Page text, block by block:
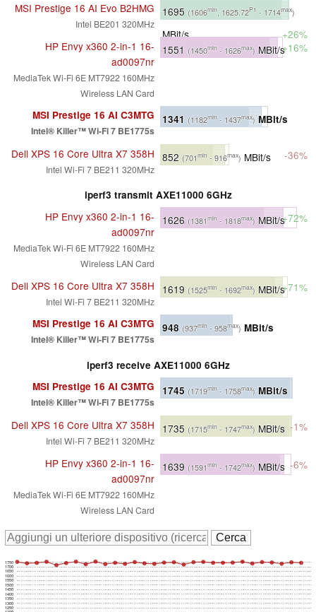
MSI Prestige 16 AI Evo B2HMG
Intel BE201 320MHz
1695 (1606min , 1625.72P1 - 1714max)
MBit/s
+26%
HP Envy x360 2-in-1 16-
ad0097nr
MediaTek Wi-Fi 6E MT7922 160MHz
Wireless LAN Card
1551 (1450min - 1626max) MBit/s+16%
MSI Prestige 16 AI C3MTG
Intel® Killer™ Wi-Fi 7 BE1775s
1341 (1182min - 1437max)MBit/s
Dell XPS 16 Core Ultra X7 358H
Intel Wi-Fi 7 BE211 320MHz
852 (701min - 916max) MBit/s -36%
iperf3 transmit AXE11000 6GHz
HP Envy x360 2-in-1 16-
ad0097nr
MediaTek Wi-Fi 6E MT7922 160MHz
Wireless LAN Card
1626 (1381min - 1818max) MBit/s+72%
Dell XPS 16 Core Ultra X7 358H
Intel Wi-Fi 7 BE211 320MHz
1619 (1525min - 1692max) MBit/s+71%
MSI Prestige 16 AI C3MTG
Intel® Killer™ Wi-Fi 7 BE1775s
948 (937min - 958max) MBit/s
iperf3 receive AXE11000 6GHz
MSI Prestige 16 AI C3MTG
Intel® Killer™ Wi-Fi 7 BE1775s
1745 (1719min - 1758max) MBit/s
Dell XPS 16 Core Ultra X7 358H
Intel Wi-Fi 7 BE211 320MHz
1735 (1715min - 1747max) MBit/s -1%
HP Envy x360 2-in-1 16-
ad0097nr
MediaTek Wi-Fi 6E MT7922 160MHz
Wireless LAN Card
1639 (1591min - 1742max) MBit/s -6%
1250
1300
1350
1400
1450
1500
1550
1600
1650
1700
1750